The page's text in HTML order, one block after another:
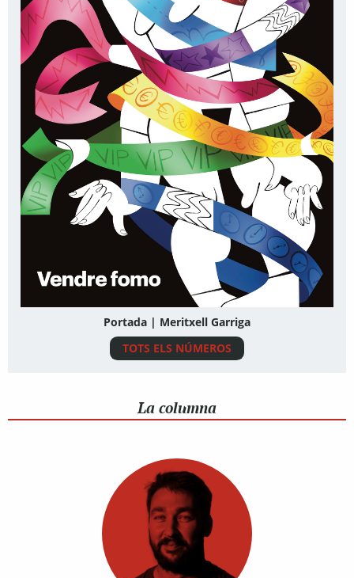
Portada | Meritxell Garriga
TOTS ELS NÚMEROS
La columna